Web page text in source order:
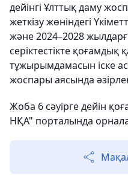
дейінгі Ұлттық даму
жеткізу жөніндегі
және 2024–2028
серіктестікте қоғамдық
тұжырымдамасын іске
жоспары аясында
Жоба 6 сәуірге дейін
НҚА" порталында